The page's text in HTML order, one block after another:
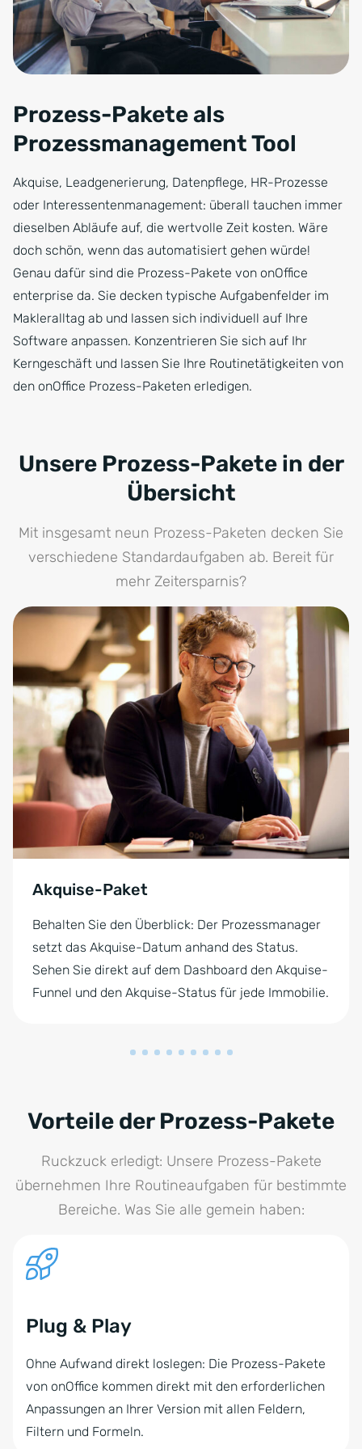
Prozess-Pakete als
Prozessmanagement Tool
Akquise, Leadgenerierung, Datenpflege, HR-Prozesse
oder Interessentenmanagement: überall tauchen immer
dieselben Abläufe auf, die wertvolle Zeit kosten. Wäre
doch schön, wenn das automatisiert gehen würde!
Genau dafür sind die Prozess-Pakete von onOffice
enterprise da. Sie decken typische Aufgabenfelder im
Makleralltag ab und lassen sich individuell auf Ihre
Software anpassen. Konzentrieren Sie sich auf Ihr
Kerngeschäft und lassen Sie Ihre Routinetätigkeiten von
den onOffice Prozess-Paketen erledigen.
Unsere Prozess-Pakete in der
Übersicht
Mit insgesamt neun Prozess-Paketen decken Sie
verschiedene Standardaufgaben ab. Bereit für
mehr Zeitersparnis?
Akquise-Paket
Behalten Sie den Überblick: Der Prozessmanager
setzt das Akquise-Datum anhand des Status.
Sehen Sie direkt auf dem Dashboard den Akquise-
Funnel und den Akquise-Status für jede Immobilie.
Vorteile der Prozess-Pakete
Ruckzuck erledigt: Unsere Prozess-Pakete
übernehmen Ihre Routineaufgaben für bestimmte
Bereiche. Was Sie alle gemein haben:
Plug & Play
Ohne Aufwand direkt loslegen: Die Prozess-Pakete
von onOffice kommen direkt mit den erforderlichen
Anpassungen an Ihrer Version mit allen Feldern,
Filtern und Formeln.